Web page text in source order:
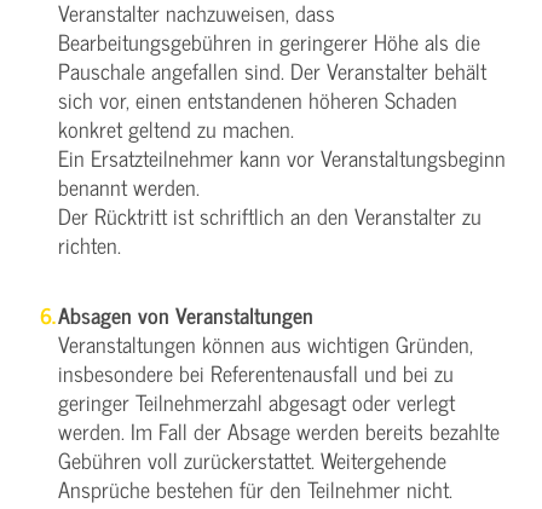
Veranstalter nachzuweisen, dass
Bearbeitungsgebühren in geringerer Höhe als die
Pauschale angefallen sind. Der Veranstalter behält
sich vor, einen entstandenen höheren Schaden
konkret geltend zu machen.
Ein Ersatzteilnehmer kann vor Veranstaltungsbeginn
benannt werden.
Der Rücktritt ist schriftlich an den Veranstalter zu
richten.
Absagen von Veranstaltungen
Veranstaltungen können aus wichtigen Gründen,
insbesondere bei Referentenausfall und bei zu
geringer Teilnehmerzahl abgesagt oder verlegt
werden. Im Fall der Absage werden bereits bezahlte
Gebühren voll zurückerstattet. Weitergehende
Ansprüche bestehen für den Teilnehmer nicht.